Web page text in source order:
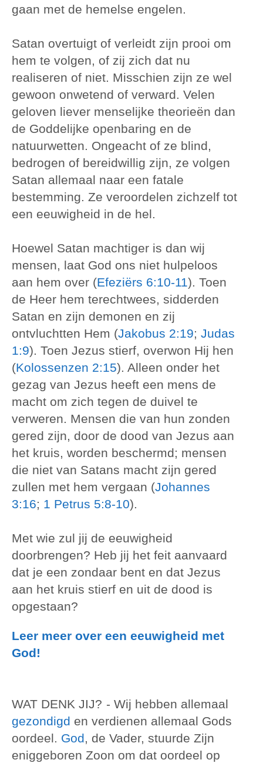
gaan met de hemelse engelen.
Satan overtuigt of verleidt zijn prooi om
hem te volgen, of zij zich dat nu
realiseren of niet. Misschien zijn ze wel
gewoon onwetend of verward. Velen
geloven liever menselijke theorieën dan
de Goddelijke openbaring en de
natuurwetten. Ongeacht of ze blind,
bedrogen of bereidwillig zijn, ze volgen
Satan allemaal naar een fatale
bestemming. Ze veroordelen zichzelf tot
een eeuwigheid in de hel.
Hoewel Satan machtiger is dan wij
mensen, laat God ons niet hulpeloos
aan hem over (Efeziërs 6:10-11). Toen
de Heer hem terechtwees, sidderden
Satan en zijn demonen en zij
ontvluchtten Hem (Jakobus 2:19; Judas
1:9). Toen Jezus stierf, overwon Hij hen
(Kolossenzen 2:15). Alleen onder het
gezag van Jezus heeft een mens de
macht om zich tegen de duivel te
verweren. Mensen die van hun zonden
gered zijn, door de dood van Jezus aan
het kruis, worden beschermd; mensen
die niet van Satans macht zijn gered
zullen met hem vergaan (Johannes
3:16; 1 Petrus 5:8-10).
Met wie zul jij de eeuwigheid
doorbrengen? Heb jij het feit aanvaard
dat je een zondaar bent en dat Jezus
aan het kruis stierf en uit de dood is
opgestaan?
Leer meer over een eeuwigheid met
God!
WAT DENK JIJ? - Wij hebben allemaal
gezondigd en verdienen allemaal Gods
oordeel. God, de Vader, stuurde Zijn
eniggeboren Zoon om dat oordeel op